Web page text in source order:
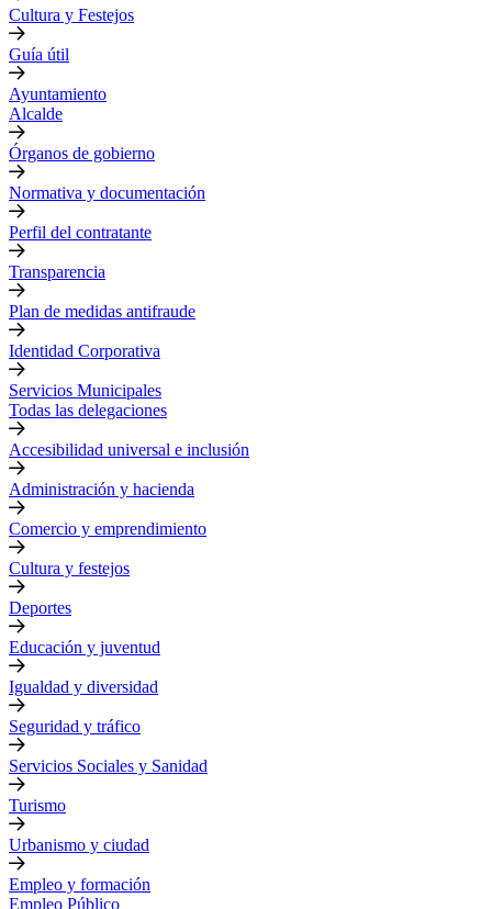
Cultura y Festejos
Guía útil
Ayuntamiento
Alcalde
Órganos de gobierno
Normativa y documentación
Perfil del contratante
Transparencia
Plan de medidas antifraude
Identidad Corporativa
Servicios Municipales
Todas las delegaciones
Accesibilidad universal e inclusión
Administración y hacienda
Comercio y emprendimiento
Cultura y festejos
Deportes
Educación y juventud
Igualdad y diversidad
Seguridad y tráfico
Servicios Sociales y Sanidad
Turismo
Urbanismo y ciudad
Empleo y formación
Empleo Público